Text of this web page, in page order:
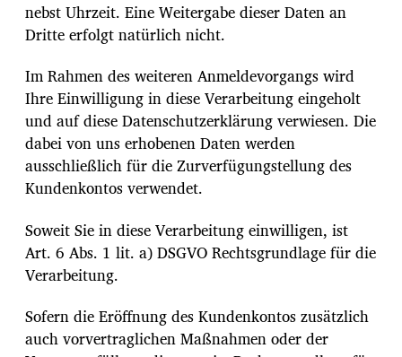
nebst Uhrzeit. Eine Weitergabe dieser Daten an
Dritte erfolgt natürlich nicht.
Im Rahmen des weiteren Anmeldevorgangs wird
Ihre Einwilligung in diese Verarbeitung eingeholt
und auf diese Datenschutzerklärung verwiesen. Die
dabei von uns erhobenen Daten werden
ausschließlich für die Zurverfügungstellung des
Kundenkontos verwendet.
Soweit Sie in diese Verarbeitung einwilligen, ist
Art. 6 Abs. 1 lit. a) DSGVO Rechtsgrundlage für die
Verarbeitung.
Sofern die Eröffnung des Kundenkontos zusätzlich
auch vorvertraglichen Maßnahmen oder der